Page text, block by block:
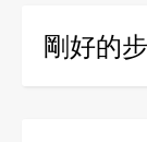
剛好的